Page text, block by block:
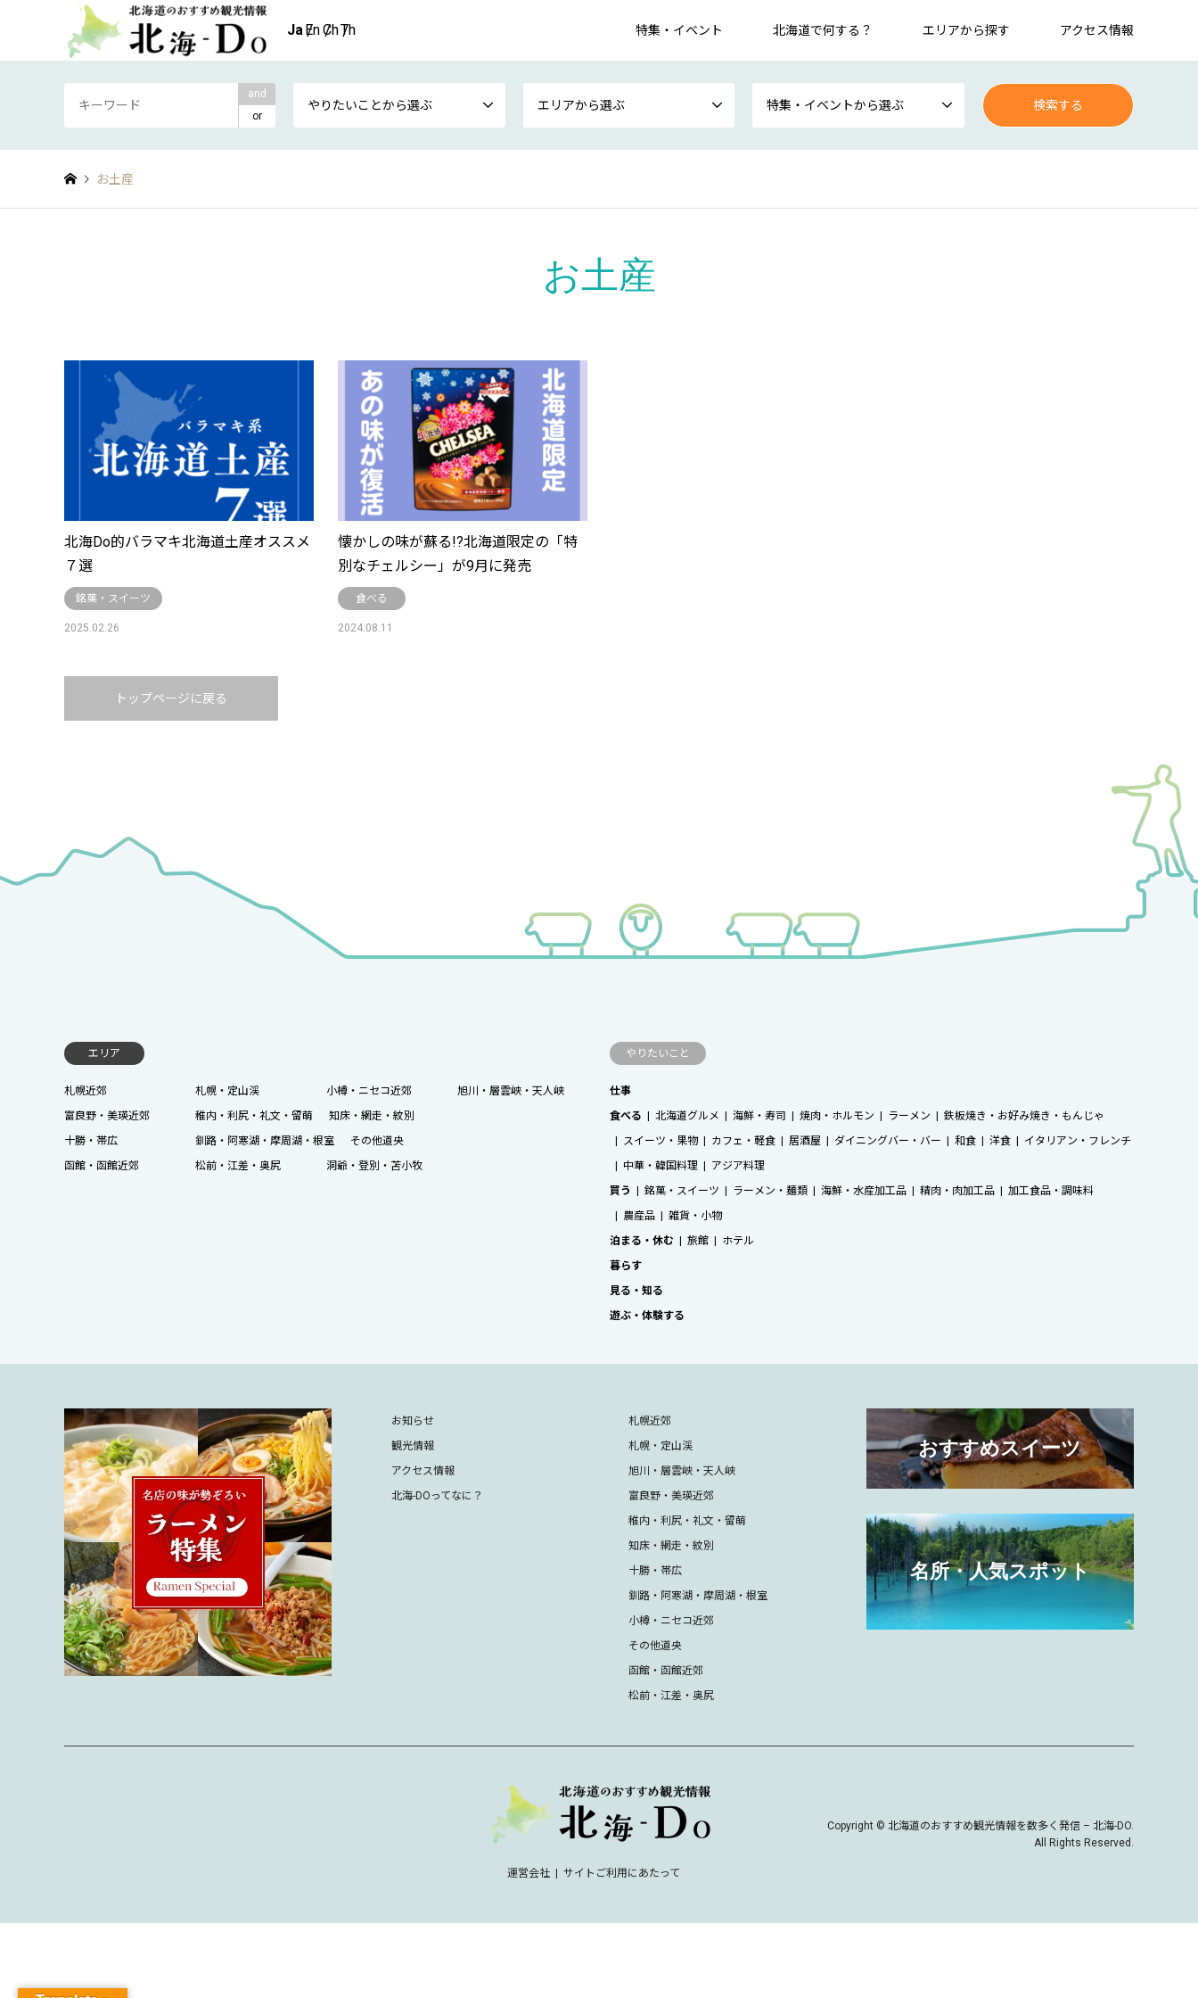
特集・イベント 北海道で何する？ エリアから探す アクセス情報
and
or
やりたいことから選ぶ エリアから選ぶ 特集・イベントから選ぶ
お土産
お土産
北海Do的バラマキ北海道土産オススメ
７選
銘菓・スイーツ
2025.02.26
懐かしの味が蘇る!?北海道限定の「特
別なチェルシー」が9月に発売
食べる
2024.08.11
トップページに戻る
エリア
札幌近郊 札幌・定山渓 小樽・ニセコ近郊
旭川・層雲峡・天人峡
富良野・美瑛近郊
稚内・利尻・礼文・留萌
知床・網走・紋別
十勝・帯広
釧路・阿寒湖・摩周湖・根室
その他道央
函館・函館近郊
松前・江差・奥尻 洞爺・登別・苫小牧
やりたいこと
仕事
食べる
北海道グルメ 海鮮・寿司 焼肉・ホルモン ラーメン
鉄板焼き・お好み焼き・もんじゃ
スイーツ・果物
カフェ・軽食 居酒屋 ダイニングバー・バー 和食 洋食
イタリアン・フレンチ
中華・韓国料理
アジア料理
買う
銘菓・スイーツ ラーメン・麺類 海鮮・水産加工品 精肉・肉加工品
加工食品・調味料
農産品
雑貨・小物
泊まる・休む
旅館
ホテル
暮らす
見る・知る
遊ぶ・体験する
お知らせ
観光情報
アクセス情報
北海-DOってなに？
札幌近郊
札幌・定山渓
旭川・層雲峡・天人峡
富良野・美瑛近郊
稚内・利尻・礼文・留萌
知床・網走・紋別
十勝・帯広
釧路・阿寒湖・摩周湖・根室
小樽・ニセコ近郊
その他道央
函館・函館近郊
松前・江差・奥尻
おすすめスイーツ
名所・人気スポット
運営会社 サイトご利用にあたって
Copyright © 北海道のおすすめ観光情報を数多く発信 – 北海-DO.
All Rights Reserved.